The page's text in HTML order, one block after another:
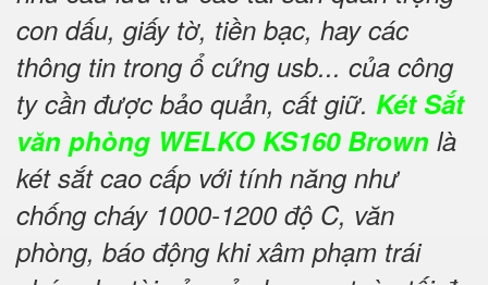
con dấu, giấy tờ, tiền bạc, hay các
thông tin trong ổ cứng usb... của công
ty cần được bảo quản, cất giữ. Két Sắt
văn phòng WELKO KS160 Brown là
két sắt cao cấp với tính năng như
chống cháy 1000-1200 độ C, văn
phòng, báo động khi xâm phạm trái